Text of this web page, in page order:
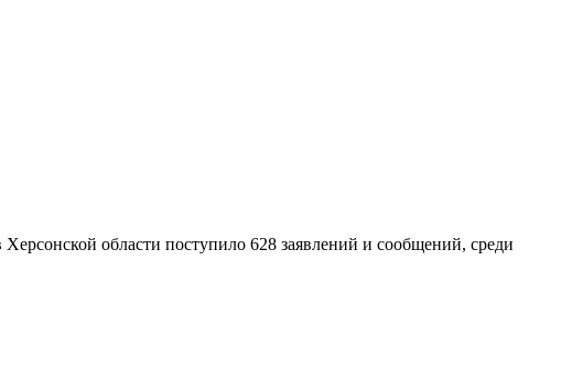
области поступило 628 заявлений и сообщений, среди